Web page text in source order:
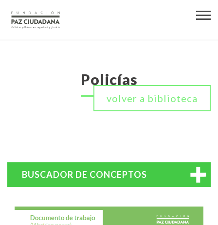
Policías
volver a biblioteca
BUSCADOR DE CONCEPTOS